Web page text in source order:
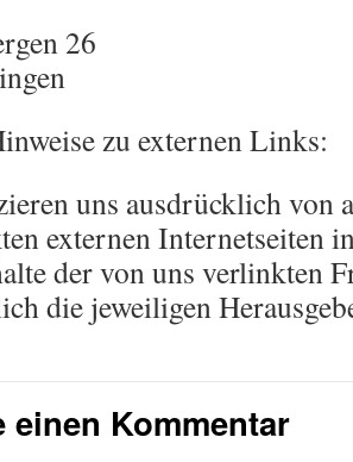
26
zu externen Links:
uns ausdrücklich von
externen Internetseiten
der von uns verlinkten
die jeweiligen
einen Kommentar